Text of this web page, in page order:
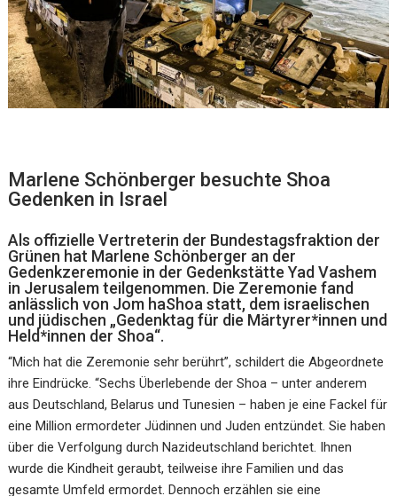
Marlene Schönberger besuchte Shoa
Gedenken in Israel
Als offizielle Vertreterin der Bundestagsfraktion der
Grünen hat Marlene Schönberger an der
Gedenkzeremonie in der Gedenkstätte Yad Vashem
in Jerusalem teilgenommen. Die Zeremonie fand
anlässlich von Jom haShoa statt, dem israelischen
und jüdischen „Gedenktag für die Märtyrer*innen und
Held*innen der Shoa“.
“Mich hat die Zeremonie sehr berührt”, schildert die Abgeordnete
ihre Eindrücke. “Sechs Überlebende der Shoa – unter anderem
aus Deutschland, Belarus und Tunesien – haben je eine Fackel für
eine Million ermordeter Jüdinnen und Juden entzündet. Sie haben
über die Verfolgung durch Nazideutschland berichtet. Ihnen
wurde die Kindheit geraubt, teilweise ihre Familien und das
gesamte Umfeld ermordet. Dennoch erzählen sie eine